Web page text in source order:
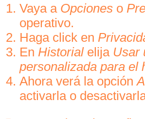
Vaya a Opciones o
operativo.
Haga click en
En Historialelija Usar
personalizada para el
Ahora verá la opción
activarla o